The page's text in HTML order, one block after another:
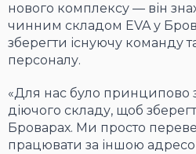
нового комплексу — він
чинним складом EVA у
зберегти існуючу команду
персоналу.
«Для нас було принципово
діючого складу, щоб
Броварах. Ми просто
працювати за іншою